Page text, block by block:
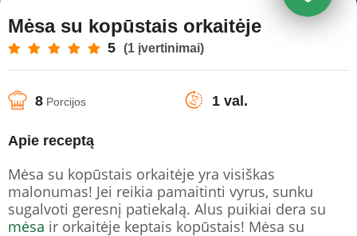
Mėsa su kopūstais orkaitėje
5 (1 įvertinimai)
8 Porcijos 1 val.
Apie receptą
Mėsa su kopūstais orkaitėje yra visiškas
malonumas! Jei reikia pamaitinti vyrus, sunku
sugalvoti geresnį patiekalą. Alus puikiai dera su
mėsa ir orkaitėje keptais kopūstais! Mėsa su